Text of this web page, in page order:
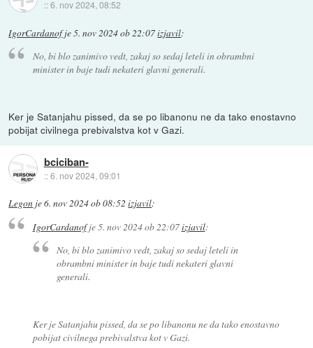
::6. nov 2024, 08:52
IgorCardanofje5. nov 2024 ob 22:07izjavil:
No, bi blo zanimivo vedt, zakaj so sedaj leteli in obrambni
minister in baje tudi nekateri glavni generali.
Ker je Satanjahu pissed, da se po libanonu ne da tako enostavno
pobijat civilnega prebivalstva kot v Gazi.
bciciban-
::6. nov 2024, 09:01
Legon je6. nov 2024 ob 08:52 izjavil:
IgorCardanofje5. nov 2024 ob 22:07izjavil:
No, bi blo zanimivo vedt, zakaj so sedaj leteli in
obrambni minister in baje tudi nekateri glavni
generali.
Ker je Satanjahu pissed, da se po libanonu ne da tako enostavno
pobijat civilnega prebivalstva kot v Gazi.